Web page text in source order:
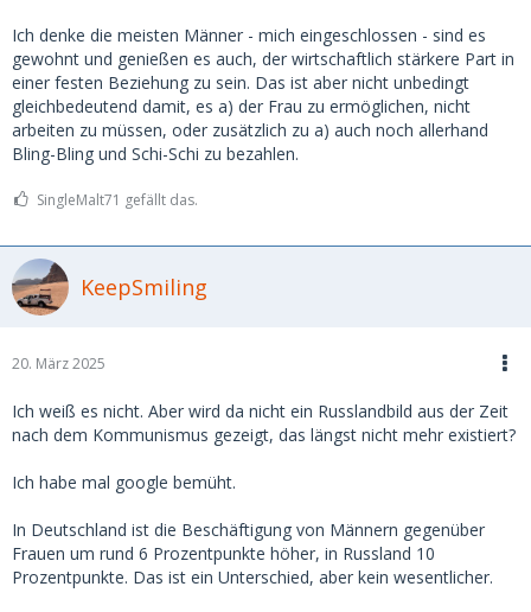
Ich denke die meisten Männer - mich eingeschlossen - sind es
gewohnt und genießen es auch, der wirtschaftlich stärkere Part in
einer festen Beziehung zu sein. Das ist aber nicht unbedingt
gleichbedeutend damit, es a) der Frau zu ermöglichen, nicht
arbeiten zu müssen, oder zusätzlich zu a) auch noch allerhand
Bling-Bling und Schi-Schi zu bezahlen.
SingleMalt71 gefällt das.
KeepSmiling
20. März 2025
Ich weiß es nicht. Aber wird da nicht ein Russlandbild aus der Zeit
nach dem Kommunismus gezeigt, das längst nicht mehr existiert?
Ich habe mal google bemüht.
In Deutschland ist die Beschäftigung von Männern gegenüber
Frauen um rund 6 Prozentpunkte höher, in Russland 10
Prozentpunkte. Das ist ein Unterschied, aber kein wesentlicher.